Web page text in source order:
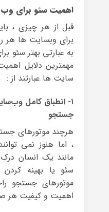
اهمیت سئو برای
قبل از هر چیزی ،
برای وبسایت ها هر
به عبارتی بهتر
مهمترین دلایل
سایت ها عبارتند از :
۱- انطباق کامل
جستجو
هرچند موتورهای
، اما هنوز نمی
مانند یک انسان
سئو یا بهینه
موتورهای جستجو
اهمیت و کیفیت هر